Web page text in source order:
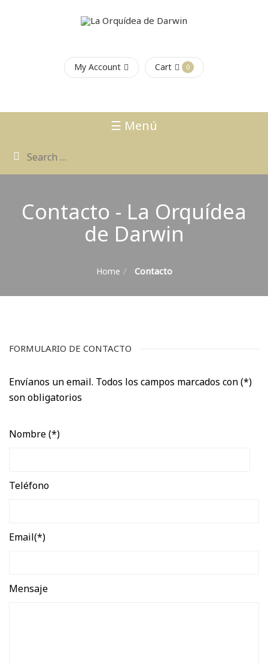
Cart 0
My Account
☰ Menú
Contacto - La Orquídea
de Darwin
Home Contacto
FORMULARIO DE CONTACTO
Envíanos un email. Todos los campos marcados con (*)
son obligatorios
Nombre (*)
Teléfono
Email(*)
Mensaje